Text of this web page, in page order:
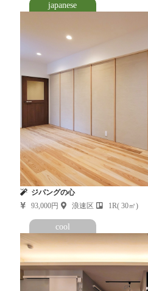
japanese
ジパングの心
93,000円
浪速区 1R( 30㎡)
cool